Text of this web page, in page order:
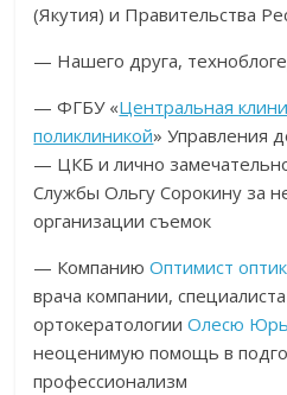
(Якутия) и Правительства
— Нашего друга,
— ФГБУ «Центральная
поликлиникой» Управления
— ЦКБ и лично
Службы Ольгу Сорокину за
организации съемок
— КомпаниюОптимист
врача компании,
ортокератологииОлесю
неоценимую помощь в
профессионализм